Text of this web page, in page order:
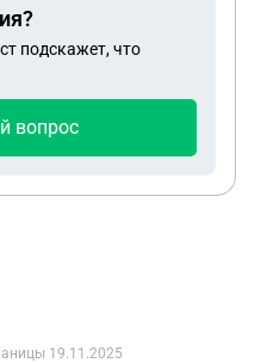
подскажет, что
вопрос
19.11.2025